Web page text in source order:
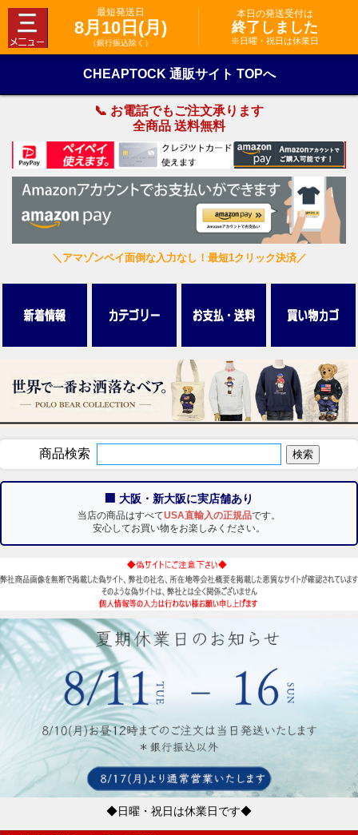
最短発送日
8月10日(月)
（銀行振込除く）
本日の発送受付は
終了しました
※日曜・祝日は休業日
CHEAPTOCK 通販サイト TOPへ
📞 お電話でもご注文承ります
全商品 送料無料
＼アマゾンペイ面倒な入力なし！最短1クリック決済／
商品検索
🏢 大阪・新大阪に実店舗あり
当店の商品はすべてUSA直輸入の正規品です。
安心してお買い物をお楽しみください。
◆日曜・祝日は休業日です◆